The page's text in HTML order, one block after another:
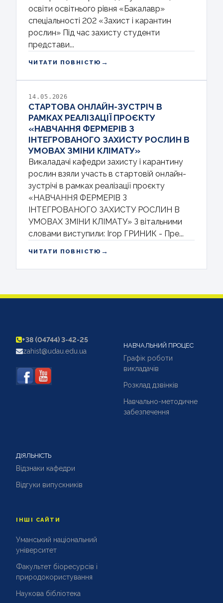
освіти освітнього рівня «Бакалавр»
спеціальності 202 «Захист і карантин
рослин» Під час захисту студенти
представи...
ЧИТАТИ ПОВНІСТЮ →
14.05.2026
СТАРТОВА ОНЛАЙН-ЗУСТРІЧ В
РАМКАХ РЕАЛІЗАЦІЇ ПРОЄКТУ
«НАВЧАННЯ ФЕРМЕРІВ З
ІНТЕГРОВАНОГО ЗАХИСТУ РОСЛИН В
УМОВАХ ЗМІНИ КЛІМАТУ»
Викаладачі кафедри захисту і карантину
рослин взяли участь в стартовій онлайн-
зустрічі в рамках реалізації проєкту
«НАВЧАННЯ ФЕРМЕРІВ З
ІНТЕГРОВАНОГО ЗАХИСТУ РОСЛИН В
УМОВАХ ЗМІНИ КЛІМАТУ» З вітальними
словами виступили: Ігор ГРИНИК - Пре...
ЧИТАТИ ПОВНІСТЮ →
+38 (04744) 3-42-25
zahist@udau.edu.ua
НАВЧАЛЬНИЙ ПРОЦЕС
Графік роботи
викладачів
Розклад дзвінків
Навчально-методичне
забезпечення
ДІЯЛЬНІСТЬ
Відзнаки кафедри
Відгуки випускників
ІНШІ САЙТИ
Уманський національний
університет
Факультет біоресурсів і
природокористування
Наукова бібліотека